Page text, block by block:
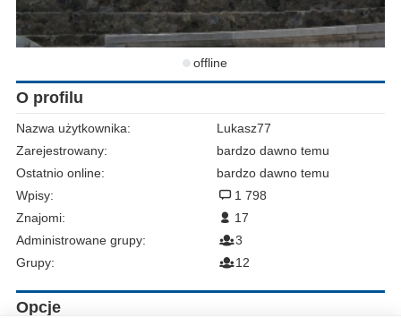
offline
O profilu
Nazwa użytkownika:
Lukasz77
Zarejestrowany:
bardzo dawno temu
Ostatnio online:
bardzo dawno temu
Wpisy:
1 798
Znajomi:
17
Administrowane grupy:
3
Grupy:
12
Opcje